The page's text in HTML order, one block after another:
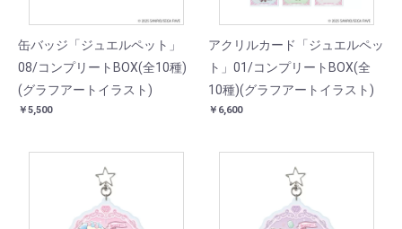
缶バッジ「ジュエルペット」
08/コンプリートBOX(全10種)
(グラフアートイラスト)
￥5,500
アクリルカード「ジュエルペッ
ト」01/コンプリートBOX(全
10種)(グラフアートイラスト)
￥6,600